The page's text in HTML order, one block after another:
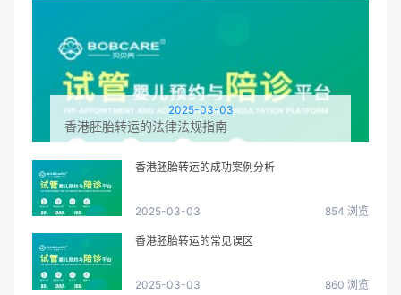
2025-03-03
香港胚胎转运的法律法规指南
香港胚胎转运的成功案例分析
2025-03-03 854 浏览
香港胚胎转运的常见误区
2025-03-03 860 浏览